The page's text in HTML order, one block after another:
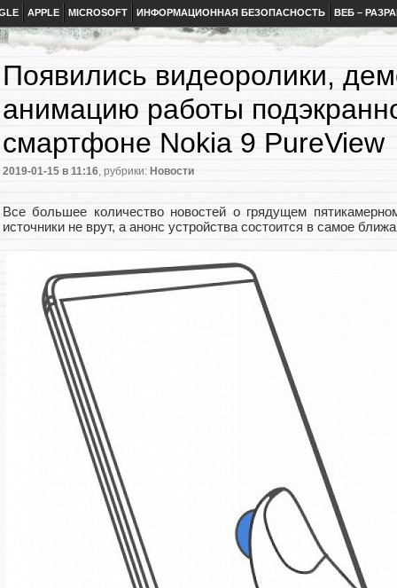
APPLE MICROSOFT ИНФОРМАЦИОННАЯ БЕЗОПАСНОСТЬ ВЕБ –
Появились видеоролики,
анимацию работы
смартфоне Nokia 9 PureView
2019-01-15 в 11:16, рубрики: Новости
Все большее количество новостей о грядущем
источники не врут, а анонс устройства состоится в самое